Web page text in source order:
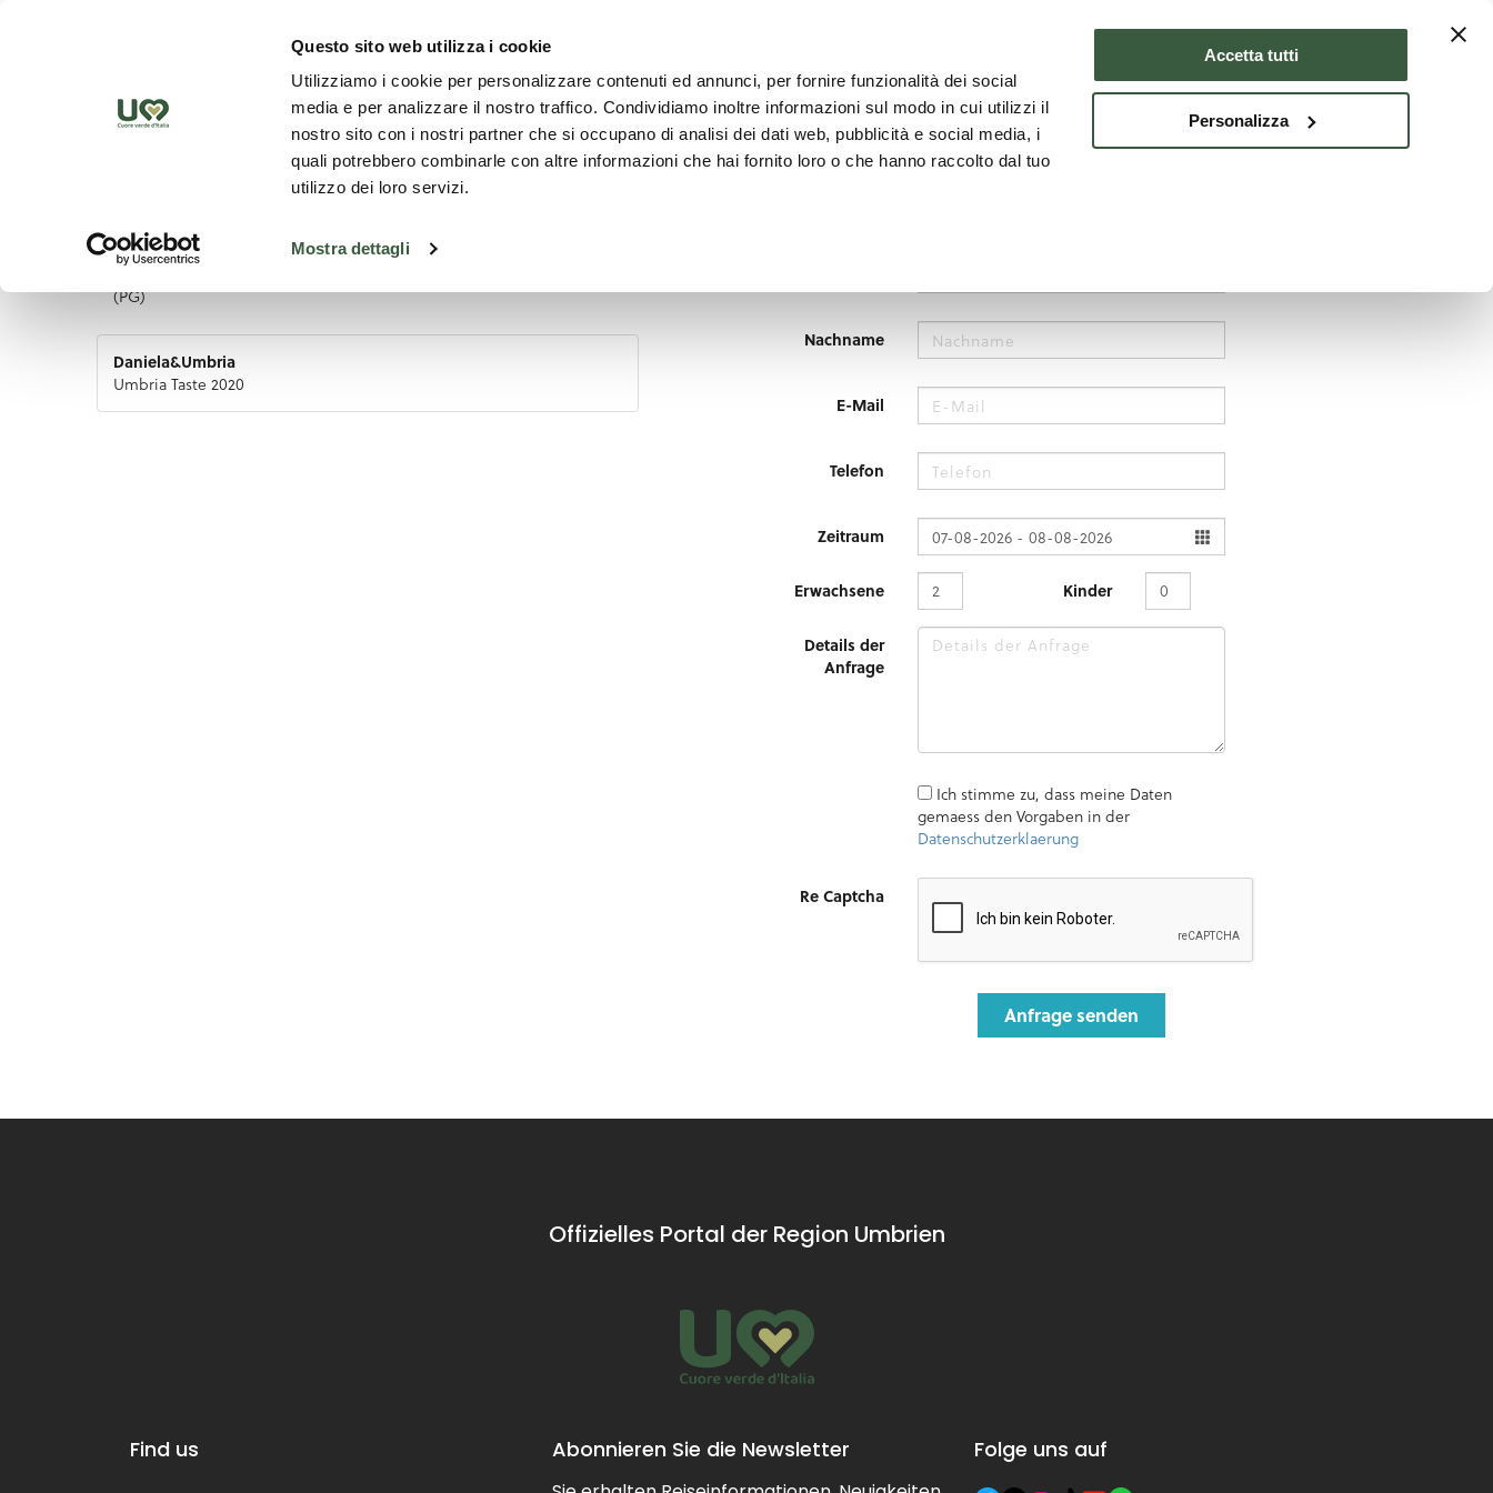
Questo sito web utilizza i cookie
Utilizziamo i cookie per personalizzare contenuti ed annunci, per fornire funzionalità dei social
media e per analizzare il nostro traffico. Condividiamo inoltre informazioni sul modo in cui utilizzi il
nostro sito con i nostri partner che si occupano di analisi dei dati web, pubblicità e social media, i
quali potrebbero combinarle con altre informazioni che hai fornito loro o che hanno raccolto dal tuo
utilizzo dei loro servizi.
Mostra dettagli
Accetta tutti
Personalizza
Entdecken
Offizielles Portal der Region Umbrien
Find us Abonnieren Sie die Newsletter Folge uns auf